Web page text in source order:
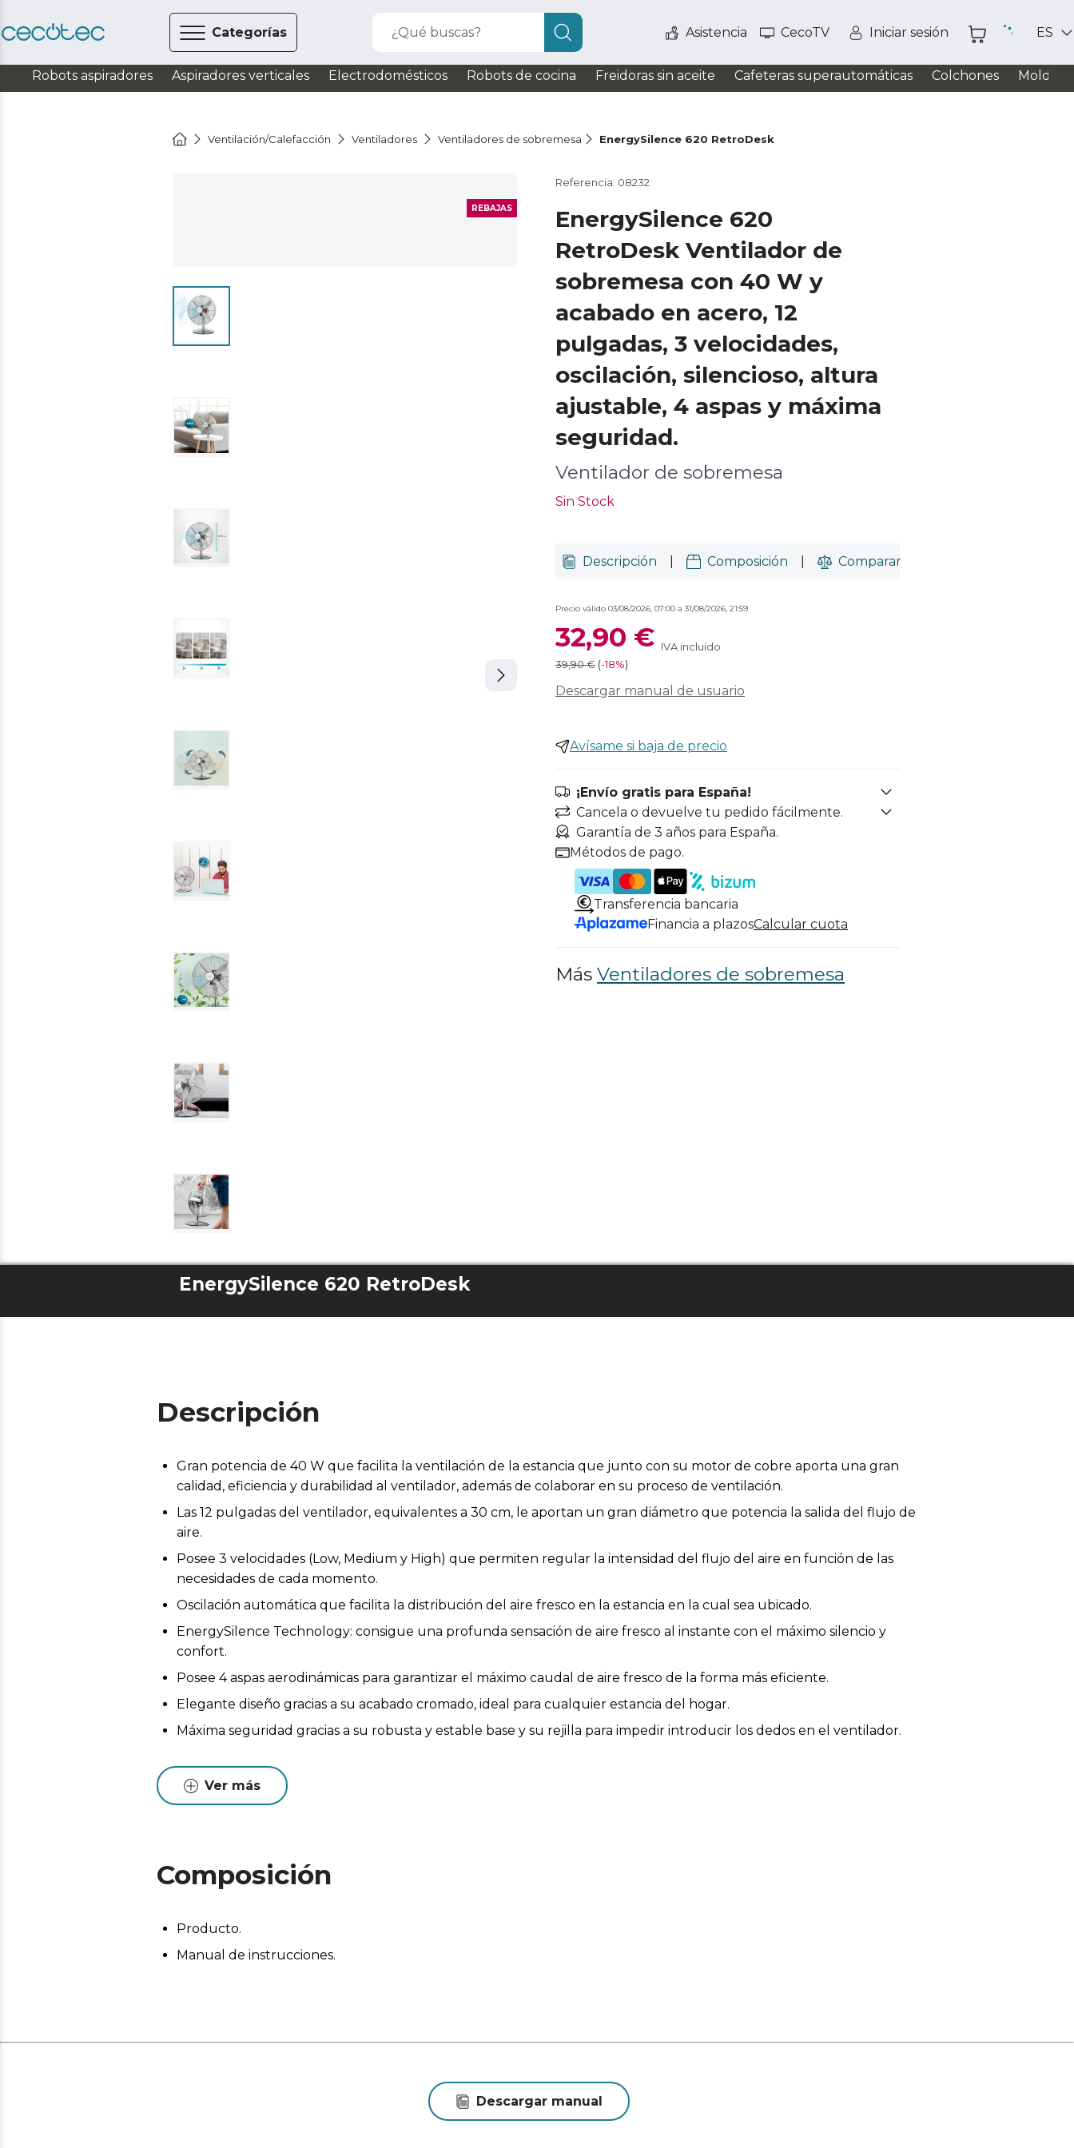
Categorías ¿Qué buscas? Asistencia CecoTV Iniciar sesión ES
Robots aspiradores Aspiradores verticales Electrodomésticos Robots de cocina Freidoras sin aceite Cafeteras superautomáticas Colchones
Ventilación/Calefacción Ventiladores Ventiladores de sobremesa EnergySilence 620 RetroDesk
REBAJAS
Referencia: 08232
EnergySilence 620
RetroDesk Ventilador de
sobremesa con 40 W y
acabado en acero, 12
pulgadas, 3 velocidades,
oscilación, silencioso, altura
ajustable, 4 aspas y máxima
seguridad.
Ventilador de sobremesa
Sin Stock
Descripción Composición Comparar
Precio válido 03/08/2026, 07:00 a 31/08/2026, 21:59
32,90 € IVA incluido
39,90 € (-18%)
Descargar manual de usuario
Avísame si baja de precio
¡Envío gratis para España!
Cancela o devuelve tu pedido fácilmente.
Garantía de 3 años para España.
Métodos de pago.
Transferencia bancaria
Financia a plazosCalcular cuota
Más Ventiladores de sobremesa
EnergySilence 620 RetroDesk
Descripción
Gran potencia de 40 W que facilita la ventilación de la estancia que junto con su motor de cobre aporta una gran
calidad, eficiencia y durabilidad al ventilador, además de colaborar en su proceso de ventilación.
Las 12 pulgadas del ventilador, equivalentes a 30 cm, le aportan un gran diámetro que potencia la salida del flujo de
aire.
Posee 3 velocidades (Low, Medium y High) que permiten regular la intensidad del flujo del aire en función de las
necesidades de cada momento.
Oscilación automática que facilita la distribución del aire fresco en la estancia en la cual sea ubicado.
EnergySilence Technology: consigue una profunda sensación de aire fresco al instante con el máximo silencio y
confort.
Posee 4 aspas aerodinámicas para garantizar el máximo caudal de aire fresco de la forma más eficiente.
Elegante diseño gracias a su acabado cromado, ideal para cualquier estancia del hogar.
Máxima seguridad gracias a su robusta y estable base y su rejilla para impedir introducir los dedos en el ventilador.
Ver más
Composición
Producto.
Manual de instrucciones.
Descargar manual